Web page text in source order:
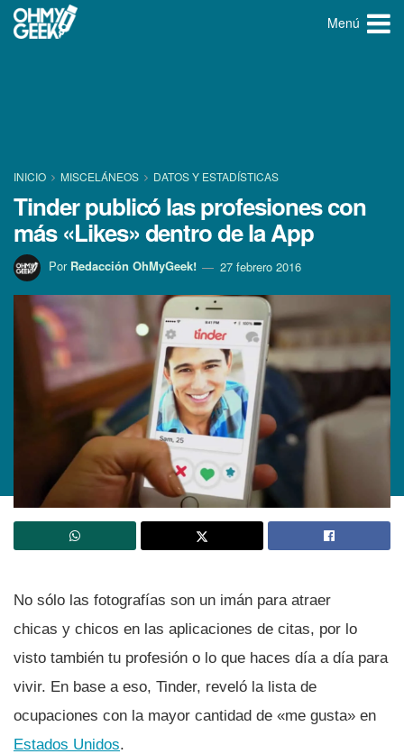
Menú
INICIO MISCELÁNEOS DATOS Y ESTADÍ­STICAS
Tinder publicó las profesiones con
más «Likes» dentro de la App
Por Redacción OhMyGeek! 27 febrero 2016
No sólo las fotografí­as son un imán para atraer
chicas y chicos en las aplicaciones de citas, por lo
visto también tu profesión o lo que haces dí­a a dí­a para
vivir. En base a eso, Tinder, reveló la lista de
ocupaciones con la mayor cantidad de «me gusta» en
Estados Unidos.